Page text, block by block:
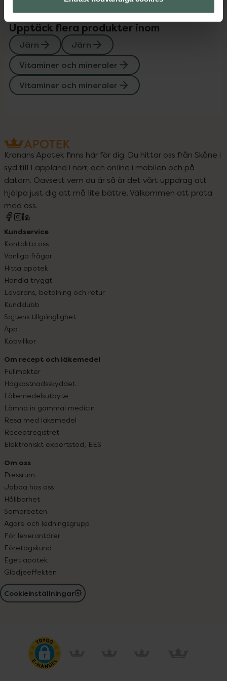
Upptäck flera produkter inom
Järn
Järn
Vitaminer och mineraler
Vitaminer och mineraler
Kronans Apotek finns här för dig. Du hittar oss från Skåne i
syd till Lappland i norr, och online i mobilen och på
datorn. Oavsett vem du är så är det vårt uppdrag att
hjälpa just dig att må lite bättre. Välkommen att prata
med oss.
Kundservice
Kontakta oss
Vanliga frågor
Hitta apotek
Handla tryggt
Leverans, betalning och retur
Kundklubb
Sajtens tillgänglighet
App
Köpvillkor
Om recept och läkemedel
Fullmakter
Högkostnadsskyddet
Läkemedelsutbyte
Lämna in gammal medicin
Resa med läkemedel
Receptregistret
Elektroniskt expertstöd, EES
Om oss
Pressrum
Jobba hos oss
Hållbarhet
Samarbeten
Ägare och ledningsgrupp
För leverantörer
Företagskund
Eget apotek
Glädjeeffekten
Cookieinställningar